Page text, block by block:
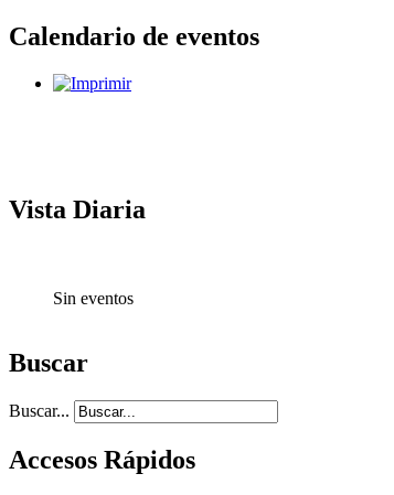
Calendario de eventos
Vista Diaria
Sin eventos
Buscar
Buscar...
Accesos Rápidos